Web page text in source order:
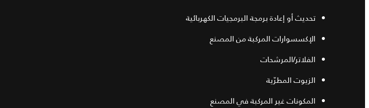
تحديث أو إعادة برمجة البرمجيات الكهربائية
الإكسسوارات المركبة من المصنع
الفلاتر/المرشحات
الزيوت المطرّية
المكونات غير المركبة في المصنع